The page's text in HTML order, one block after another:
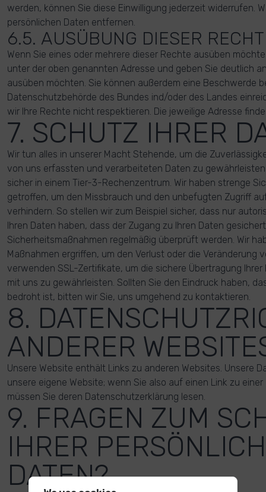
werden, können Sie diese Einwilligung jederzeit widerrufen.
persönlichen Daten entfernen.
6.5. AUSÜBUNG DIESER
Wenn Sie eines oder mehrere dieser Rechte ausüben
unter der oben genannten Adresse und geben Sie deutlich
ausüben möchten. Sie können außerdem eine Beschwerde
Datenschutzbehörde des Bundes ind/oder des Landes
wir Ihre Rechte nicht respektieren. Die jeweilige Adresse
7. SCHUTZ IHRER
Wir tun alles in unserer Macht Stehende, um die
von uns erfassten und verarbeiteten Daten zu
sicher in einem Tier-3-Rechenzentrum. Wir haben strenge
getroffen, um den Missbrauch und den unbefugten Zugriff
verhindern. So stellen wir zum Beispiel sicher, dass nur
Ihren Daten haben, dass der Zugang zu Ihren Daten
Sicherheitsmaßnahmen regelmäßig überprüft werden. Wir
Maßnahmen ergriffen, um den Verlust oder die Veränderung
verwenden SSL-Zertifikate, um die sichere Übertragung
mit uns zu gewährleisten. Sollten Sie den Eindruck haben,
bedroht ist, bitten wir Sie, uns umgehend zu kontaktieren.
8.
ANDERER
Unsere Website enthält Links zu anderen Websites. Unsere
unsere eigene Website; wenn Sie also auf einen Link zu
müssen Sie deren Datenschutzerklärung lesen.
9. FRAGEN ZUM
IHRER
DATEN?